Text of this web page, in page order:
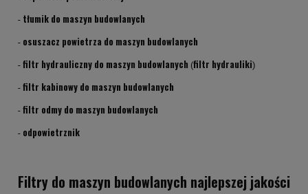
- tłumik do maszyn budowlanych
- osuszacz powietrza do maszyn budowlanych
- filtr hydrauliczny do maszyn budowlanych (filtr hydrauliki)
- filtr kabinowy do maszyn budowlanych
- filtr odmy do maszyn budowlanych
- odpowietrznik
Filtry do maszyn budowlanych najlepszej jakości